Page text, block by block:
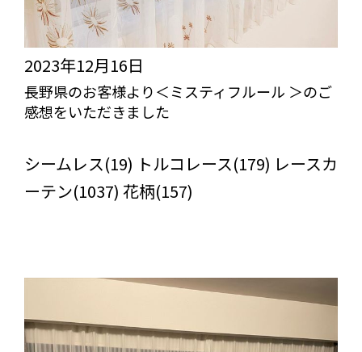
2023年12月16日
長野県のお客様より＜ミスティフルール ＞のご
感想をいただきました
シームレス(19) トルコレース(179) レースカ
ーテン(1037) 花柄(157)